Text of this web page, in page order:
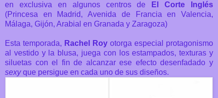
en exclusiva en algunos centros de
El Corte Inglés
(Princesa en Madrid, Avenida de Francia en Valencia,
Málaga, Gijón, Arabial en Granada y Zaragoza)
Esta temporada, Rachel Roy otorga especial protagonismo
al vestido y la blusa, juega con los estampados, texturas y
siluetas con el fin de alcanzar ese efecto desenfadado y
sexyque persigue en cada uno de sus diseños.